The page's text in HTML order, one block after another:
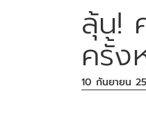
ลุ้น!
ครั้ง
10 กันยายน